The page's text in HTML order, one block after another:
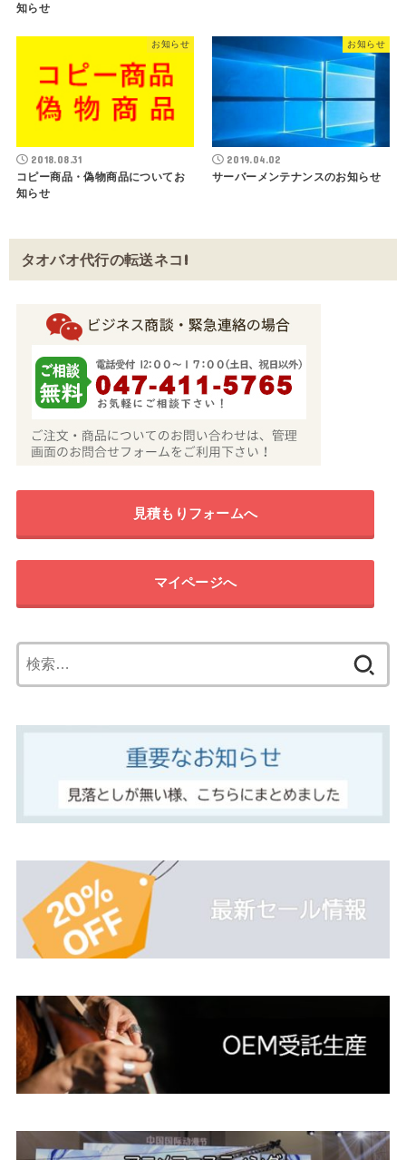
知らせ
お知らせ
2018.08.31
コピー商品・偽物商品についてお
知らせ
お知らせ
2019.04.02
サーバーメンテナンスのお知らせ
タオバオ代行の転送ネコ!
見積もりフォームへ
マイページへ
索: